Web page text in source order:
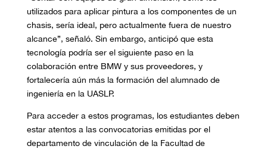
utilizados para aplicar pintura a los componentes de un
chasis, sería ideal, pero actualmente fuera de nuestro
alcance”, señaló. Sin embargo, anticipó que esta
tecnología podría ser el siguiente paso en la
colaboración entre BMW y sus proveedores, y
fortalecería aún más la formación del alumnado de
ingeniería en la UASLP.
Para acceder a estos programas, los estudiantes deben
estar atentos a las convocatorias emitidas por el
departamento de vinculación de la Facultad de